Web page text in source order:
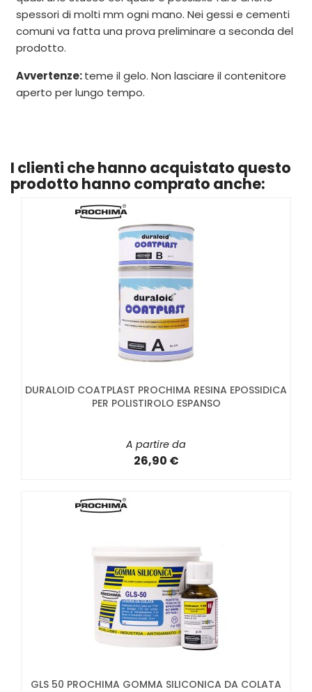
spessori di molti mm ogni mano. Nei gessi e cementi
comuni va fatta una prova preliminare a seconda del
prodotto.
Avvertenze:teme il gelo. Non lasciare il contenitore
aperto per lungo tempo.
I clienti che hanno acquistato questo
prodotto hanno comprato anche:
DURALOID COATPLAST PROCHIMA RESINA EPOSSIDICA
PER POLISTIROLO ESPANSO
A partire da
26,90 €
GLS 50 PROCHIMA GOMMA SILICONICA DA COLATA